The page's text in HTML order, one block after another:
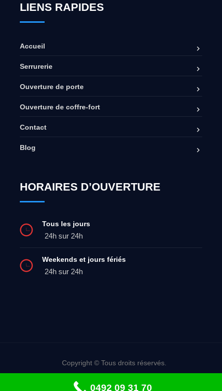
LIENS RAPIDES
Accueil
Serrurerie
Ouverture de porte
Ouverture de coffre-fort
Contact
Blog
HORAIRES D’OUVERTURE
Tous les jours
24h sur 24h
Weekends et jours fériés
24h sur 24h
Copyright © Tous droits réservés.
Dépannage urgent: 0492 09 31 70
0492 09 31 70